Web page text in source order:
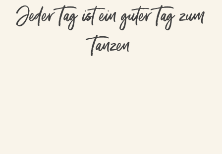
Jeder Tag ist ein guter Tag zum
Tanzen